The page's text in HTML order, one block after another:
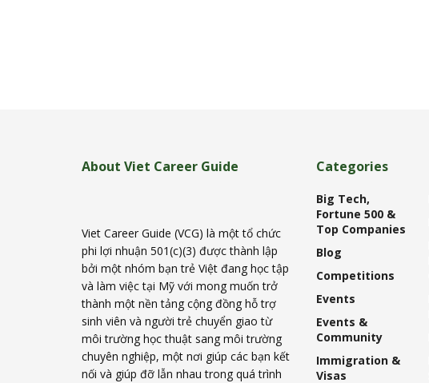
About Viet Career Guide
Viet Career Guide (VCG) là một tổ chức
phi lợi nhuận 501(c)(3) được thành lập
bởi một nhóm bạn trẻ Việt đang học tập
và làm việc tại Mỹ với mong muốn trở
thành một nền tảng cộng đồng hỗ trợ
sinh viên và người trẻ chuyển giao từ
môi trường học thuật sang môi trường
chuyên nghiệp, một nơi giúp các bạn kết
nối và giúp đỡ lẫn nhau trong quá trình
Categories
Big Tech,
Fortune 500 &
Top Companies
Blog
Competitions
Events
Events &
Community
Immigration &
Visas